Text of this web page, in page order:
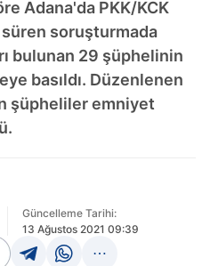
Adana'da PKK/KCK
soruşturmada
bulunan 29 şüphelinin
basıldı. Düzenlenen
şüpheliler emniyet
Güncelleme Tarihi:
13 Ağustos 2021 09:39